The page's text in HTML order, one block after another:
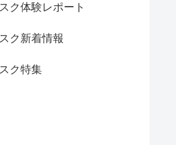
ク体験レポート
ク新着情報
ク特集